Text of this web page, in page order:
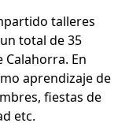
talleres
total de 35
En
aprendizaje de
fiestas de
etc.